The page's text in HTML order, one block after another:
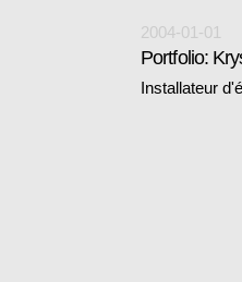
2004-01-01
Portfolio:
Installateur